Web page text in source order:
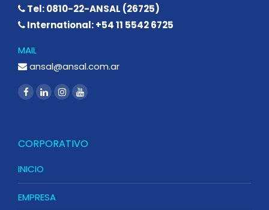
Tel: 0810-22-ANSAL (26725)
International: +54 11 5542 6725
MAIL
ansal@ansal.com.ar
CORPORATIVO
INICIO
EMPRESA